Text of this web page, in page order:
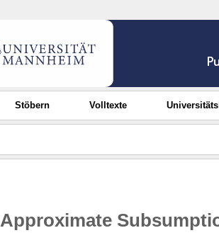
Stöbern Volltexte
Approximate